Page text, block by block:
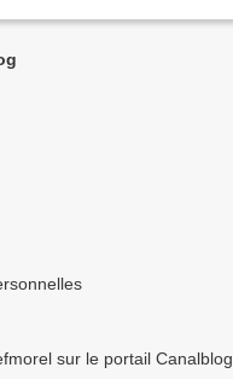
sur le portail Canalblog